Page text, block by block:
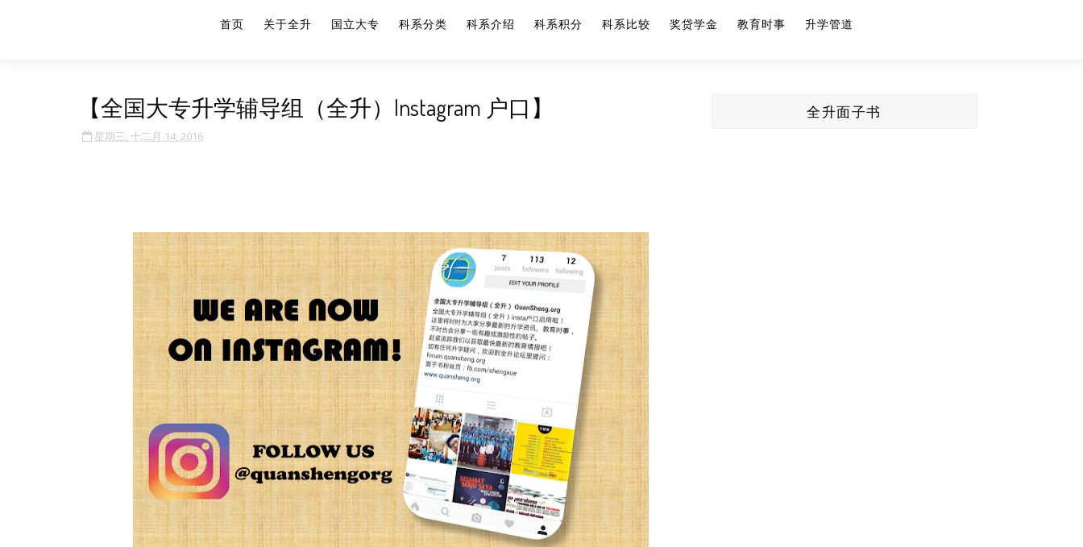
首页 关于全升 国立大专 科系分类 科系介绍 科系积分 科系比较 奖贷学金 教育时事 升学管道
【全国大专升学辅导组（全升）Instagram 户口】
星期三, 十二月 14, 2016
全升面子书